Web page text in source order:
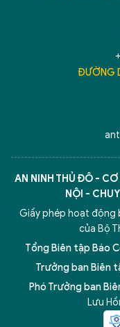
ĐƯỜNG
AN NINH THỦ ĐÔ -
NỘI -
Giấy phép hoạt động
của Bộ
Tổng Biên tập Báo
Trưởng ban Biên
Phó Trưởng ban
Lưu